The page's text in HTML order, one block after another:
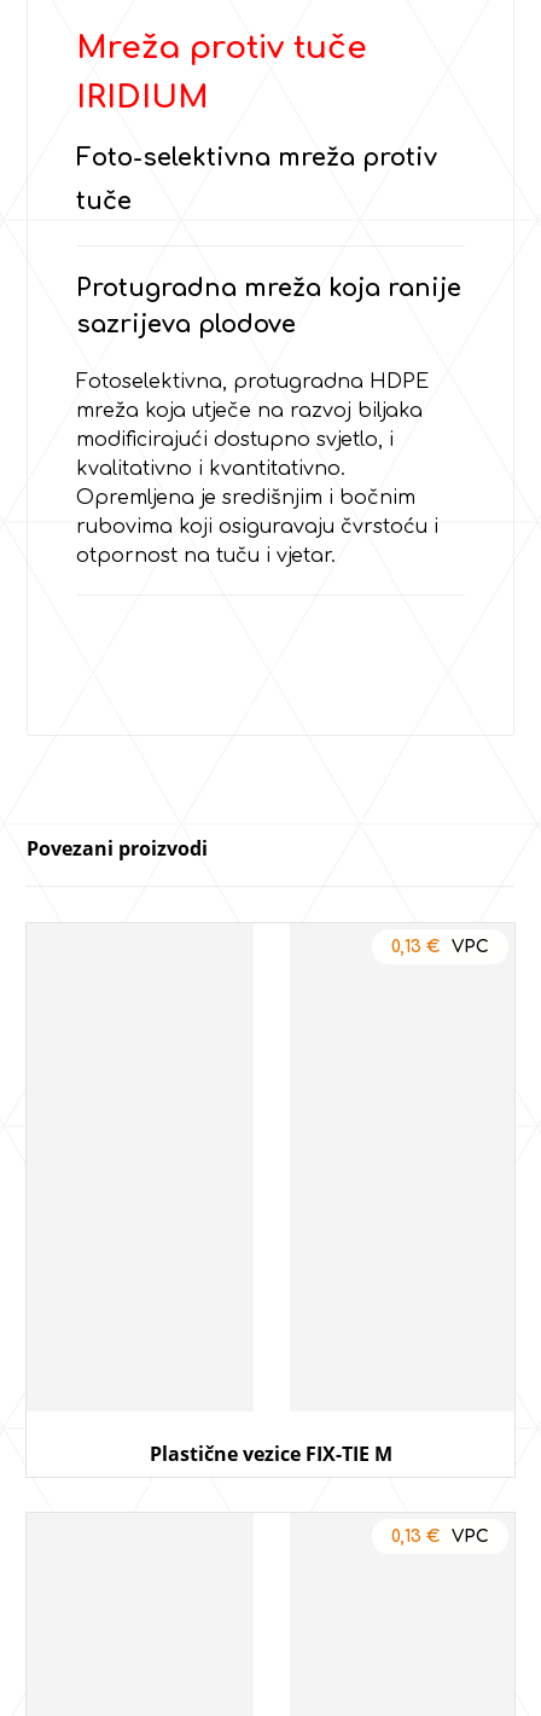
Mreža protiv tuče
IRIDIUM
Foto-selektivna mreža protiv
tuče
Protugradna mreža koja ranije
sazrijeva plodove
Fotoselektivna, protugradna HDPE
mreža koja utječe na razvoj biljaka
modificirajući dostupno svjetlo, i
kvalitativno i kvantitativno.
Opremljena je središnjim i bočnim
rubovima koji osiguravaju čvrstoću i
otpornost na tuču i vjetar.
Povezani proizvodi
Plastične vezice FIX-TIE M
0,13 €
0,13 €